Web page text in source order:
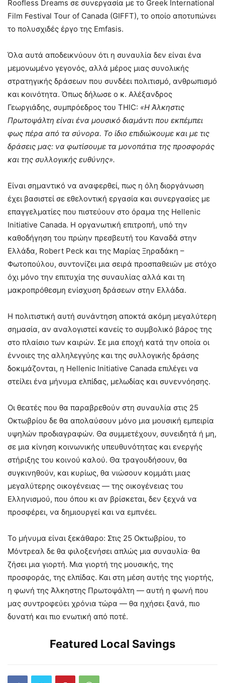
Roofless Dreams σε συνεργασία με το Greek International
Film Festival Tour of Canada (GIFFT), το οποίο αποτυπώνει
το πολυσχιδές έργο της Emfasis.
Όλα αυτά αποδεικνύουν ότι η συναυλία δεν είναι ένα
μεμονωμένο γεγονός, αλλά μέρος μιας συνολικής
στρατηγικής δράσεων που συνδέει πολιτισμό, ανθρωπισμό
και κοινότητα. Όπως δήλωσε ο κ. Αλέξανδρος
Γεωργιάδης, συμπρόεδρος του THIC: «Η Άλκηστις
Πρωτοψάλτη είναι ένα μουσικό διαμάντι που εκπέμπει
φως πέρα από τα σύνορα. Το ίδιο επιδιώκουμε και με τις
δράσεις μας: να φωτίσουμε τα μονοπάτια της προσφοράς
και της συλλογικής ευθύνης».
Είναι σημαντικό να αναφερθεί, πως η όλη διοργάνωση
έχει βασιστεί σε εθελοντική εργασία και συνεργασίες με
επαγγελματίες που πιστεύουν στο όραμα της Hellenic
Initiative Canada. Η οργανωτική επιτροπή, υπό την
καθοδήγηση του πρώην πρεσβευτή του Καναδά στην
Ελλάδα, Robert Peck και της Μαρίας Ξηραδάκη –
Φωτοπούλου, συντονίζει μια σειρά προσπαθειών με στόχο
όχι μόνο την επιτυχία της συναυλίας αλλά και τη
μακροπρόθεσμη ενίσχυση δράσεων στην Ελλάδα.
Η πολιτιστική αυτή συνάντηση αποκτά ακόμη μεγαλύτερη
σημασία, αν αναλογιστεί κανείς το συμβολικό βάρος της
στο πλαίσιο των καιρών. Σε μια εποχή κατά την οποία οι
έννοιες της αλληλεγγύης και της συλλογικής δράσης
δοκιμάζονται, η Hellenic Initiative Canada επιλέγει να
στείλει ένα μήνυμα ελπίδας, μελωδίας και συνεννόησης.
Οι θεατές που θα παραβρεθούν στη συναυλία στις 25
Οκτωβρίου δε θα απολαύσουν μόνο μια μουσική εμπειρία
υψηλών προδιαγραφών. Θα συμμετέχουν, συνειδητά ή μη,
σε μια κίνηση κοινωνικής υπευθυνότητας και ενεργής
στήριξης του κοινού καλού. Θα τραγουδήσουν, θα
συγκινηθούν, και κυρίως, θα νιώσουν κομμάτι μιας
μεγαλύτερης οικογένειας — της οικογένειας του
Ελληνισμού, που όπου κι αν βρίσκεται, δεν ξεχνά να
προσφέρει, να δημιουργεί και να εμπνέει.
Το μήνυμα είναι ξεκάθαρο: Στις 25 Οκτωβρίου, το
Μόντρεαλ δε θα φιλοξενήσει απλώς μια συναυλία· θα
ζήσει μια γιορτή. Μια γιορτή της μουσικής, της
προσφοράς, της ελπίδας. Και στη μέση αυτής της γιορτής,
η φωνή της Άλκηστης Πρωτοψάλτη — αυτή η φωνή που
μας συντροφεύει χρόνια τώρα — θα ηχήσει ξανά, πιο
δυνατή και πιο ενωτική από ποτέ.
Featured Local Savings